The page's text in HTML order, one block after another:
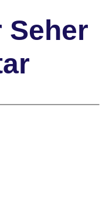
Seher